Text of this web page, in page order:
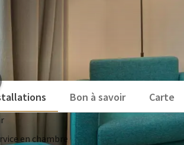
du séjour dès que vous réservez via
der Valk !
moment de plaisir culinaire au restaurant
les environs magnifiques et
et chambres de luxe avec tout le confort
Bon à savoir Carte
en chambre